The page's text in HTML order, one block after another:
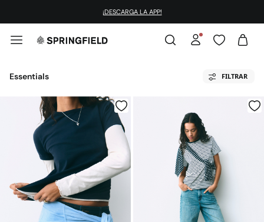
¡DESCARGA LA APP!
Essentials FILTRAR